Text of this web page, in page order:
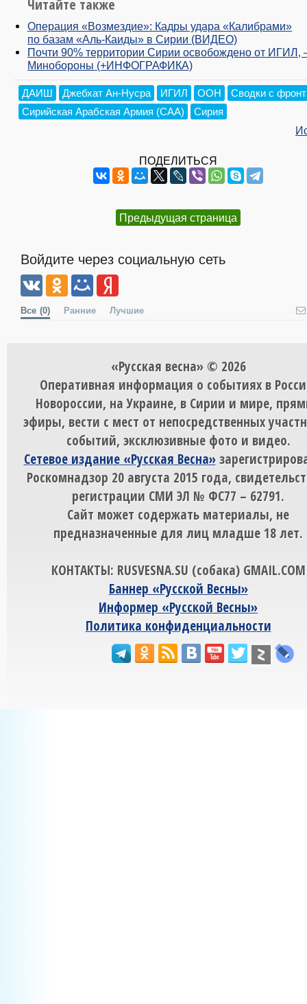
Читайте также
Операция «Возмездие»: Кадры удара «Калибрами»
по базам «Аль-Каиды» в Сирии (ВИДЕО)
Почти 90% территории Сирии освобождено от
Минобороны (+ИНФОГРАФИКА)
ДАИШ Джебхат Ан-Нусра ИГИЛ ООН
Сводки с
Сирийская Арабская Армия (САА)
Сирия
ПОДЕЛИТЬСЯ
Предыдущая страница
Войдите через социальную сеть
Все (0) Ранние Лучшие
«Русская весна» © 2026
Оперативная информация о событиях в
Новороссии, на Украине, в Сирии и мире,
эфиры, вести с мест от непосредственных
событий, эксклюзивные фото и видео.
Сетевое издание «Русская Весна»
Роскомнадзор 20 августа 2015 года,
регистрации СМИ ЭЛ № ФС77 – 62791.
Сайт может содержать материалы, не
предназначенные для лиц младше 18 лет.
КОНТАКТЫ: RUSVESNA.SU (собака) GMAIL.COM
Баннер «Русской Весны»
Информер «Русской Весны»
Политика конфиденциальности